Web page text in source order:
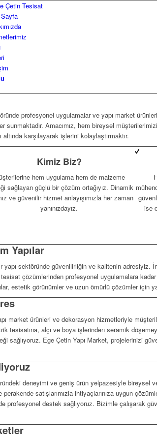
profesyonel uygulamalar ve yapı market
Amacımız, hem bireysel
karşılayarak işlerini kolaylaştırmaktır.
Kimiz Biz?
hem uygulama hem de malzeme
sağlayan güçlü bir çözüm ortağıyız. Dinamik
ve güvenilir hizmet anlayışımızla her zaman
yanınızdayız.
ise
Yapılar
yapı sektöründe güvenilirliğin ve kalitenin adresiyiz.
çözümlerinden profesyonel uygulamalara kadar
estetik görünümler ve uzun ömürlü çözümler için
market ürünleri ve dekorasyon hizmetleriyle
tesisatına, alçı ve boya işlerinden seramik
sağlıyoruz. Ege Çetin Yapı Market, projelerinizi
deneyimi ve geniş ürün yelpazesiyle bireysel
satışlarımızla ihtiyaçlarınıza uygun
profesyonel destek sağlıyoruz. Bizimle çalışarak